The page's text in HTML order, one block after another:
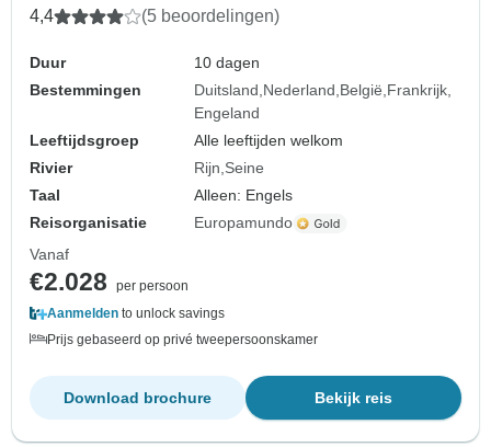
4,4 (5 beoordelingen)
Duur
10 dagen
Bestemmingen
Duitsland Nederland België Frankrijk
Engeland
Leeftijdsgroep
Alle leeftijden welkom
Rivier
Rijn Seine
Taal
Alleen: Engels
Reisorganisatie
Europamundo
Vanaf
€2.028
per persoon
Aanmelden to unlock savings
Prijs gebaseerd op privé tweepersoonskamer
Bekijk reis
Download brochure